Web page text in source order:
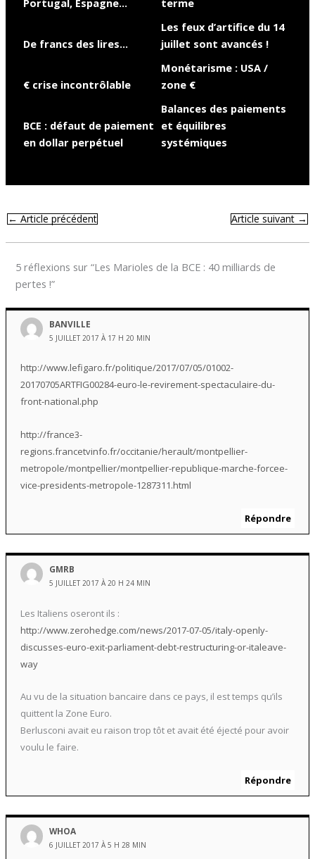
Portugal, Espagne… terme
De francs des lires…
Les feux d’artifice du 14
juillet sont avancés !
€ crise incontrôlable
Monétarisme : USA /
zone €
BCE : défaut de paiement
en dollar perpétuel
Balances des paiements
et équilibres
systémiques
←Article précédent Article suivant→
5 réflexions sur “Les Marioles de la BCE : 40 milliards de
pertes !”
BANVILLE
5 JUILLET 2017 À 17 H 20 MIN
http://www.lefigaro.fr/politique/2017/07/05/01002-
20170705ARTFIG00284-euro-le-revirement-spectaculaire-du-
front-national.php
http://france3-
regions.francetvinfo.fr/occitanie/herault/montpellier-
metropole/montpellier/montpellier-republique-marche-forcee-
vice-presidents-metropole-1287311.html
Répondre
GMRB
5 JUILLET 2017 À 20 H 24 MIN
Les Italiens oseront ils :
http://www.zerohedge.com/news/2017-07-05/italy-openly-
discusses-euro-exit-parliament-debt-restructuring-or-italeave-
way
Au vu de la situation bancaire dans ce pays, il est temps qu’ils
quittent la Zone Euro.
Berlusconi avait eu raison trop tôt et avait été éjecté pour avoir
voulu le faire.
Répondre
WHOA
6 JUILLET 2017 À 5 H 28 MIN